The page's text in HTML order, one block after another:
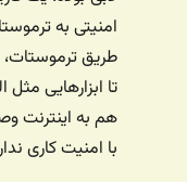
امنیتی به
طریق ترموستات،
تا ابزارهایی
هم به اینترنت
با امنیت کاری